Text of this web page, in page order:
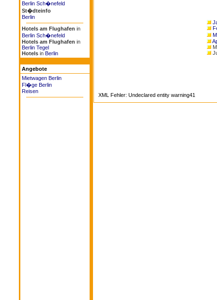
Berlin Sch�nefeld
St�dteinfo
Berlin
Hotels am Flughafen in
Berlin Sch�nefeld
Hotels am Flughafen in
Berlin Tegel
Hotels in Berlin
Angebote
Mietwagen Berlin
Fl�ge Berlin
Reisen
XML Fehler: Undeclared entity warning41